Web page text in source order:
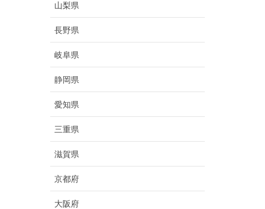
山梨県
長野県
岐阜県
静岡県
愛知県
三重県
滋賀県
京都府
大阪府